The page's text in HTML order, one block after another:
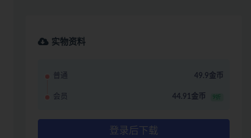
实物资料
普通 49.9金币
会员 44.91金币 9折
登录后下载